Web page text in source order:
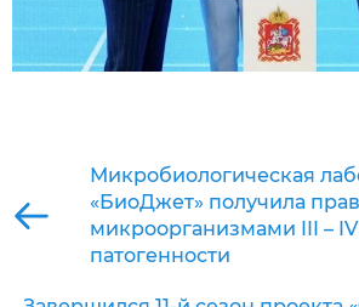
Микробиологическая
«БиоДжет» получила
микроорганизмами III –
патогенности